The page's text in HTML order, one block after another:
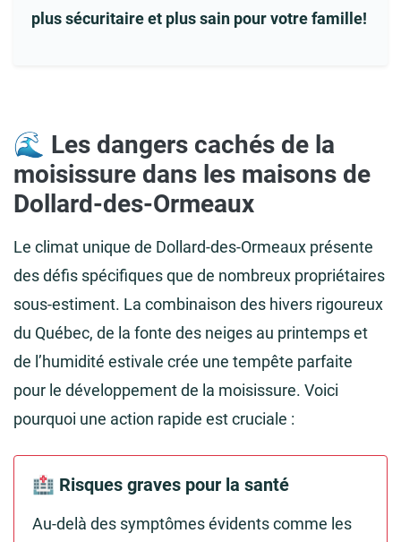
plus sécuritaire et plus sain pour votre famille!
🌊 Les dangers cachés de la
moisissure dans les maisons de
Dollard-des-Ormeaux
Le climat unique de Dollard-des-Ormeaux présente
des défis spécifiques que de nombreux propriétaires
sous-estiment. La combinaison des hivers rigoureux
du Québec, de la fonte des neiges au printemps et
de l’humidité estivale crée une tempête parfaite
pour le développement de la moisissure. Voici
pourquoi une action rapide est cruciale :
🏥 Risques graves pour la santé
Au-delà des symptômes évidents comme les